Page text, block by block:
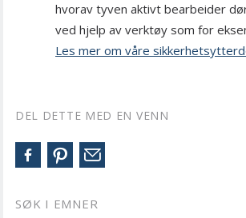
hvorav tyven aktivt bearbeider
ved hjelp av verktøy som for
Les mer om våre
DEL DETTE MED EN VENN
SØK I EMNER